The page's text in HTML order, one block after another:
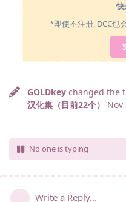
快
*即使不注册, DCC也
GOLDkey changed the
汉化集（目前22个）
Nov
No one is typing
Write a Reply...